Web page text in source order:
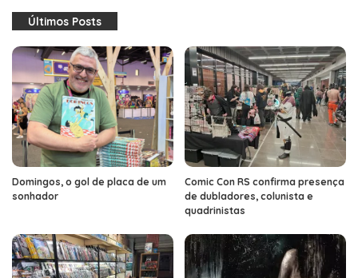
Últimos Posts
Domingos, o gol de placa de um
sonhador
Comic Con RS confirma presença
de dubladores, colunista e
quadrinistas